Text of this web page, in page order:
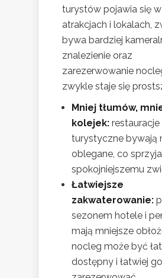
turystów pojawia się w
atrakcjach i lokalach,
bywa bardziej
znalezienie oraz
zarezerwowanie
zwykle staje się
Mniej tłumów,
kolejek: restauracje
turystyczne bywają
oblegane, co sprzyja
spokojniejszemu
Łatwiejsze
zakwaterowanie:
sezonem hotele i
mają mniejsze
nocleg może być
dostępny i łatwiej go